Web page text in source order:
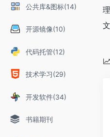
公共库&图标(14)
开源镜像(10)
代码托管(12)
技术学习(29)
开发软件(34)
书籍期刊